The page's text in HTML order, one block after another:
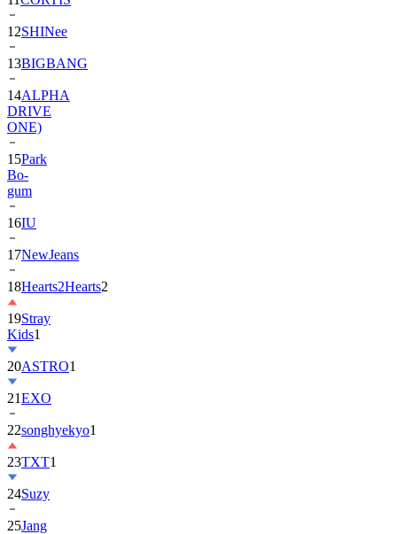
13BIGBANG
14ALPHA
DRIVE
ONE)
15Park
Bo-
gum
16IU
17NewJeans
18Hearts2Hearts
19Stray
Kids
20ASTRO
21EXO
22songhyekyo
23TXT1
24Suzy
25Jang
Won-
young1